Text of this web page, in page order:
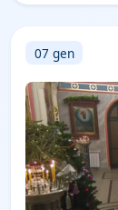
07 gen